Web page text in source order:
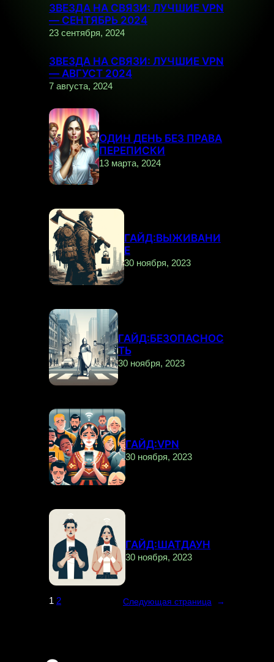
ЗВЕЗДА НА СВЯЗИ: ЛУЧШИЕ VPN
— СЕНТЯБРЬ 2024
23 сентября, 2024
ЗВЕЗДА НА СВЯЗИ: ЛУЧШИЕ VPN
— АВГУСТ 2024
7 августа, 2024
ОДИН ДЕНЬ БЕЗ ПРАВА
ПЕРЕПИСКИ
13 марта, 2024
ГАЙД:ВЫЖИВАНИ
Е
30 ноября, 2023
ГАЙД:БЕЗОПАСНОС
ТЬ
30 ноября, 2023
ГАЙД:VPN
30 ноября, 2023
ГАЙД:ШАТДАУН
30 ноября, 2023
1 2 Следующая страница →